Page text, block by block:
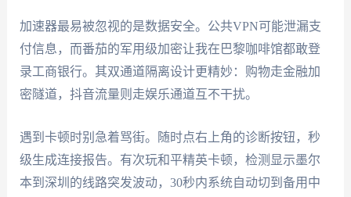
加速器最易被忽视的是数据安全。公共VPN可能泄漏支
付信息，而番茄的军用级加密让我在巴黎咖啡馆都敢登
录工商银行。其双通道隔离设计更精妙：购物走金融加
密隧道，抖音流量则走娱乐通道互不干扰。
遇到卡顿时别急着骂街。随时点右上角的诊断按钮，秒
级生成连接报告。有次玩和平精英卡顿，检测显示墨尔
本到深圳的线路突发波动，30秒内系统自动切到备用中